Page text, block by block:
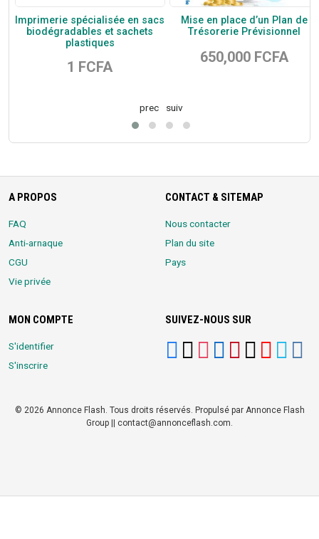
Imprimerie spécialisée en sacs
biodégradables et sachets
plastiques
1 FCFA
Mise en place d’un Plan de
Trésorerie Prévisionnel
650,000 FCFA
prec suiv
A PROPOS
FAQ
Anti-arnaque
CGU
Vie privée
CONTACT & SITEMAP
Nous contacter
Plan du site
Pays
MON COMPTE
S'identifier
S'inscrire
SUIVEZ-NOUS SUR
© 2026 Annonce Flash. Tous droits réservés. Propulsé par Annonce Flash
Group || contact@annonceflash.com.